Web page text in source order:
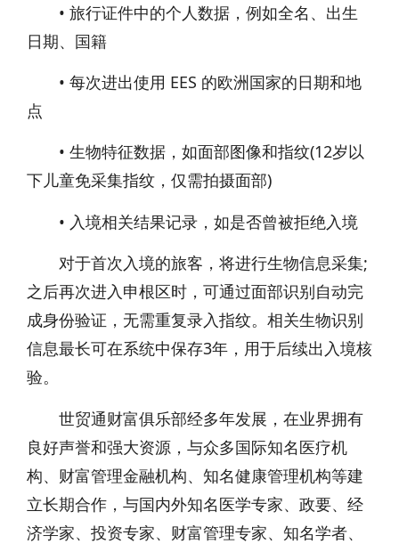
• 旅行证件中的个人数据，例如全名、出生
日期、国籍
• 每次进出使用 EES 的欧洲国家的日期和地
点
• 生物特征数据，如面部图像和指纹(12岁以
下儿童免采集指纹，仅需拍摄面部)
• 入境相关结果记录，如是否曾被拒绝入境
对于首次入境的旅客，将进行生物信息采集;
之后再次进入申根区时，可通过面部识别自动完
成身份验证，无需重复录入指纹。相关生物识别
信息最长可在系统中保存3年，用于后续出入境核
验。
世贸通财富俱乐部经多年发展，在业界拥有
良好声誉和强大资源，与众多国际知名医疗机
构、财富管理金融机构、知名健康管理机构等建
立长期合作，与国内外知名医学专家、政要、经
济学家、投资专家、财富管理专家、知名学者、